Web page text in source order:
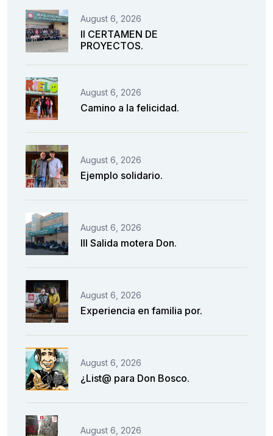
August 6, 2026
II CERTAMEN DE
PROYECTOS.
August 6, 2026
Camino a la felicidad.
August 6, 2026
Ejemplo solidario.
August 6, 2026
III Salida motera Don.
August 6, 2026
Experiencia en familia por.
August 6, 2026
¿List@ para Don Bosco.
August 6, 2026